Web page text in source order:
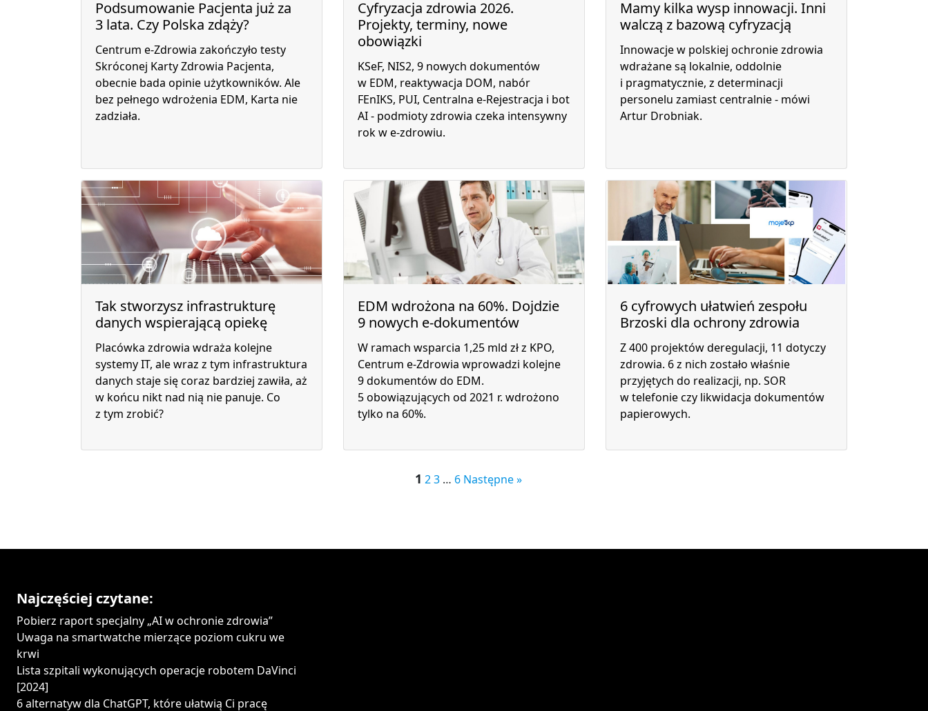
Podsumowanie Pacjenta już za
3 lata. Czy Polska zdąży?
Centrum e-Zdrowia zakończyło testy
Skróconej Karty Zdrowia Pacjenta,
obecnie bada opinie użytkowników. Ale
bez pełnego wdrożenia EDM, Karta nie
zadziała.
Cyfryzacja zdrowia 2026.
Projekty, terminy, nowe
obowiązki
KSeF, NIS2, 9 nowych dokumentów
w EDM, reaktywacja DOM, nabór
FEnIKS, PUI, Centralna e-Rejestracja i bot
AI - podmioty zdrowia czeka intensywny
rok w e-zdrowiu.
Mamy kilka wysp innowacji. Inni
walczą z bazową cyfryzacją
Innowacje w polskiej ochronie zdrowia
wdrażane są lokalnie, oddolnie
i pragmatycznie, z determinacji
personelu zamiast centralnie - mówi
Artur Drobniak.
Tak stworzysz infrastrukturę
danych wspierającą opiekę
Placówka zdrowia wdraża kolejne
systemy IT, ale wraz z tym infrastruktura
danych staje się coraz bardziej zawiła, aż
w końcu nikt nad nią nie panuje. Co
z tym zrobić?
EDM wdrożona na 60%. Dojdzie
9 nowych e-dokumentów
W ramach wsparcia 1,25 mld zł z KPO,
Centrum e-Zdrowia wprowadzi kolejne
9 dokumentów do EDM.
5 obowiązujących od 2021 r. wdrożono
tylko na 60%.
6 cyfrowych ułatwień zespołu
Brzoski dla ochrony zdrowia
Z 400 projektów deregulacji, 11 dotyczy
zdrowia. 6 z nich zostało właśnie
przyjętych do realizacji, np. SOR
w telefonie czy likwidacja dokumentów
papierowych.
1 2 3 … 6 Następne »
Najczęściej czytane:
Pobierz raport specjalny „AI w ochronie zdrowia”
Uwaga na smartwatche mierzące poziom cukru we
krwi
Lista szpitali wykonujących operacje robotem DaVinci
[2024]
6 alternatyw dla ChatGPT, które ułatwią Ci pracę